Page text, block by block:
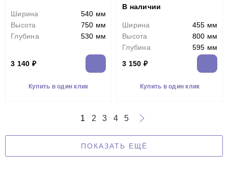
Ширина
540 мм
Высота
750 мм
Глубина
530 мм
3 140 ₽
Купить в один клик
В наличии
Ширина
455 мм
Высота
800 мм
Глубина
595 мм
3 150 ₽
Купить в один клик
1 2 3 4 5
ПОКАЗАТЬ ЕЩЁ